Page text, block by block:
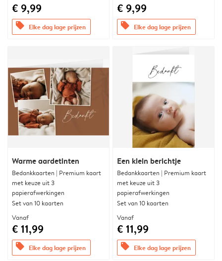
€ 9,99
offers Elke dag lage prijzen
€ 9,99
offers Elke dag lage prijzen
Warme aardetinten
Bedankkaarten | Premium kaart
met keuze uit 3
papierafwerkingen
Set van 10 kaarten
Vanaf
€ 11,99
offers Elke dag lage prijzen
Een klein berichtje
Bedankkaarten | Premium kaart
met keuze uit 3
papierafwerkingen
Set van 10 kaarten
Vanaf
€ 11,99
offers Elke dag lage prijzen